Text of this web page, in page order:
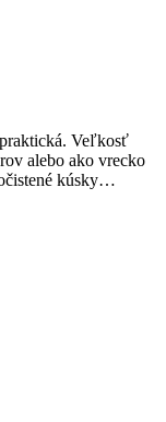
Veľkosť
alebo ako vrecko
kúsky…